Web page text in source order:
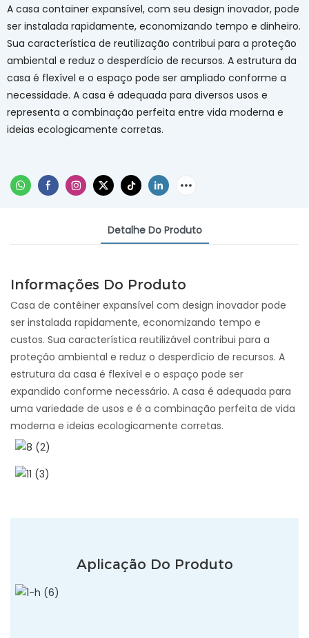
A casa container expansível, com seu design inovador, pode
ser instalada rapidamente, economizando tempo e dinheiro.
Sua característica de reutilização contribui para a proteção
ambiental e reduz o desperdício de recursos. A estrutura da
casa é flexível e o espaço pode ser ampliado conforme a
necessidade. A casa é adequada para diversos usos e
representa a combinação perfeita entre vida moderna e
ideias ecologicamente corretas.
Detalhe Do Produto
Informações Do Produto
Casa de contêiner expansível com design inovador pode
ser instalada rapidamente, economizando tempo e
custos. Sua característica reutilizável contribui para a
proteção ambiental e reduz o desperdício de recursos. A
estrutura da casa é flexível e o espaço pode ser
expandido conforme necessário. A casa é adequada para
uma variedade de usos e é a combinação perfeita de vida
moderna e ideias ecologicamente corretas.
Aplicação Do Produto